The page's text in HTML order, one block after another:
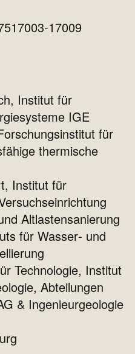
17009
Institut für
IGE
für
thermische
Institut für
Altlastensanierung
für Wasser‐ und
Technologie, Institut
Abteilungen
& Ingenieurgeologie